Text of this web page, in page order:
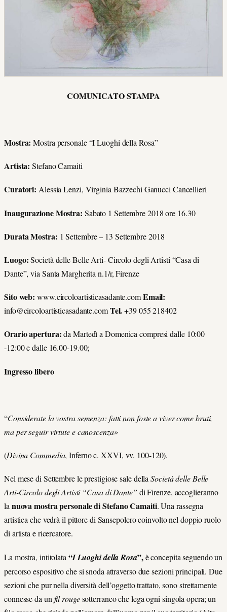
COMUNICATO STAMPA
Mostra: Mostra personale “I Luoghi della Rosa”
Artista:Stefano Camaiti
Curatori: Alessia Lenzi, Virginia Bazzechi Ganucci Cancellieri
Inaugurazione Mostra: Sabato 1 Settembre 2018 ore 16.30
Durata Mostra: 1 Settembre – 13 Settembre 2018
Luogo:Società delle Belle Arti- Circolo degli Artisti “Casa di
Dante”, via Santa Margherita n.1/r, Firenze
Sito web: www.circoloartisticasadante.comEmail:
info@circoloartisticasadante.comTel.+39 055 218402
Orario apertura:da Martedì a Domenica compresi dalle 10:00
-12:00 e dalle 16.00-19.00;
Ingresso libero
“Considerate la vostra semenza: fatti non foste a viver come bruti,
ma per seguir virtute e canoscenza»
(Divina Commedia, Inferno c. XXVI, vv. 100-120).
Nel mese di Settembre le prestigiose sale dellaSocietà delle Belle
Arti-Circolo degli Artisti “Casa di Dante” di Firenze, accoglieranno
lanuova mostra personale di Stefano Camaiti. Una rassegna
artistica che vedrà il pittore di Sansepolcro coinvolto nel doppio ruolo
di artista e ricercatore.
La mostra, intitolata “I Luoghi della Rosa”,è concepita seguendo un
percorso espositivo che si snoda attraverso due sezioni principali. Due
sezioni che pur nella diversità dell’oggetto trattato, sono strettamente
connesse da un fil rougesotterraneo che lega ogni singola opera; un